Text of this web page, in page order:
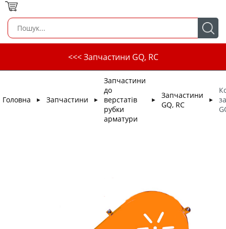
<<< Запчастини GQ, RC
Головна ► Запчастини ►
Запчастини
до
верстатів
рубки
арматури
►
Запчастини
GQ, RC
►